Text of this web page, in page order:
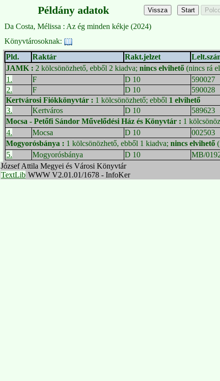
Példány adatok
Da Costa, Mélissa : Az ég minden kékje (2024)
Könyvtárosoknak:
Pld.
Raktár Rakt.jelzet
JAMK : 2 kölcsönözhető, ebből 2 kiadva; nincs elvihető (nincs rá
1.
F D 10
590027
2.
F D 10
590028
Kertvárosi Fiókkönyvtár : 1 kölcsönözhető; ebből 1 elvihető
3.
Kertváros D 10
589623
Mocsa - Petőfi Sándor Művelődési Ház és Könyvtár : 1
4.
Mocsa D 10
002503
Mogyorósbánya : 1 kölcsönözhető, ebből 1 kiadva; nincs elvihető
5.
Mogyorósbánya D 10
MB/
József Attila Megyei és Városi Könyvtár
TextLib WWW V2.01.01/1678 - InfoKer